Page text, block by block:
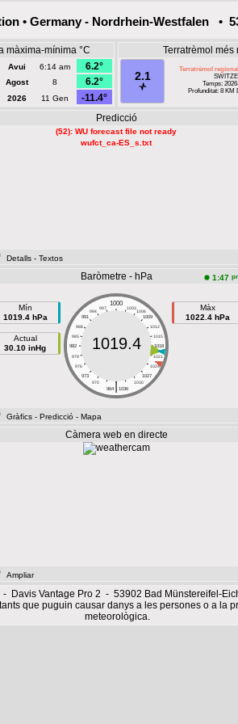
• Germany - Nordrhein-Westfalen •
màxima-mínima °C
Avui 6:14 am
6.2°
Agost 8
6.2°
2026 11 Gen -11.4°
Terratrèmol més
2.1
Terratrèmol
Temps:
Profunditat: 8 KM
Predicció
(52): WU forecast file not ready
wufct_ca-ES_s.txt
Detalls - Textos
Baròmetre - hPa 1:47
Mín
1019.4 hPa
Actual
30.10 inHg
1000
997 1003
994
1006
991
1009
988
1012
985
1015
982
1018
979
1021
976
1024
973
1027
970
1030
|
964 1036
1019.4
Màx
1022.4 hPa
Gràfics - Predicció - Mapa
Càmera web en directe
Ampliar
Davis Vantage Pro 2 - 53902 Bad Münstereifel-
que puguin causar danys a les persones o a la
meteorològica.